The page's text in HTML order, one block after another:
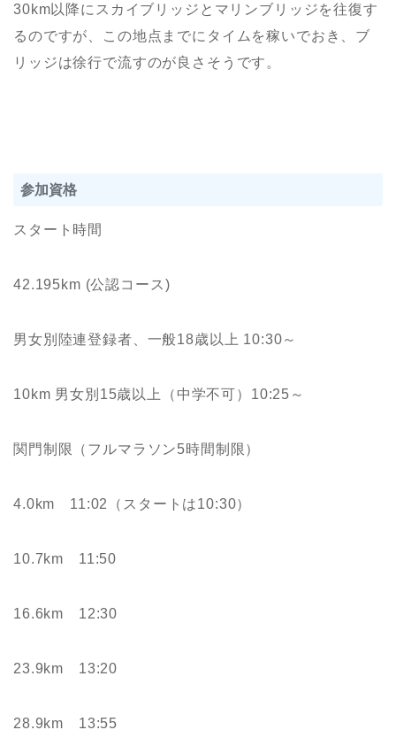
30km以降にスカイブリッジとマリンブリッジを往復す
るのですが、この地点までにタイムを稼いでおき、ブ
リッジは徐行で流すのが良さそうです。
参加資格
スタート時間
42.195km (公認コース)
男女別陸連登録者、一般18歳以上 10:30～
10km 男女別15歳以上（中学不可）10:25～
関門制限（フルマラソン5時間制限）
4.0km 11:02（スタートは10:30）
10.7km 11:50
16.6km 12:30
23.9km 13:20
28.9km 13:55